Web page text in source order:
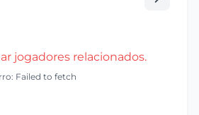
jogadores relacionados.
Failed to fetch